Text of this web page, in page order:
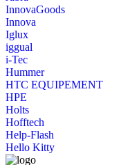
InnovaGoods
Innova
Iglux
iggual
i-Tec
Hummer
HTC EQUIPEMENT
HPE
Holts
Hofftech
Help-Flash
Hello Kitty